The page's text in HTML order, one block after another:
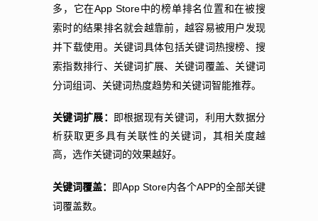
多，它在App Store中的榜单排名位置和在被搜
索时的结果排名就会越靠前，越容易被用户发现
并下载使用。关键词具体包括关键词热搜榜、搜
索指数排行、关键词扩展、关键词覆盖、关键词
分词组词、关键词热度趋势和关键词智能推荐。
关键词扩展：
即根据现有关键词，利用大数据分
析获取更多具有关联性的关键词，其相关度越
高，选作关键词的效果越好。
关键词覆盖： 即App Store内各个APP的全部关键
词覆盖数。